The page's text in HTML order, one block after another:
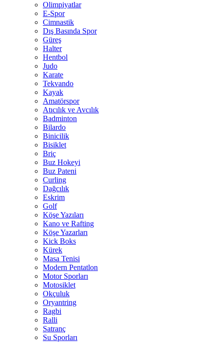
Olimpiyatlar
E-Spor
Cimnastik
Dış Basında Spor
Güreş
Halter
Hentbol
Judo
Karate
Tekvando
Kayak
Amatörspor
Atıcılık ve Avcılık
Badminton
Bilardo
Binicilik
Bisiklet
Briç
Buz Hokeyi
Buz Pateni
Curling
Dağcılık
Eskrim
Golf
Köşe Yazıları
Kano ve Rafting
Köşe Yazarları
Kick Boks
Kürek
Masa Tenisi
Modern Pentatlon
Motor Sporları
Motosiklet
Okçuluk
Oryantring
Ragbi
Ralli
Satranç
Su Sporları